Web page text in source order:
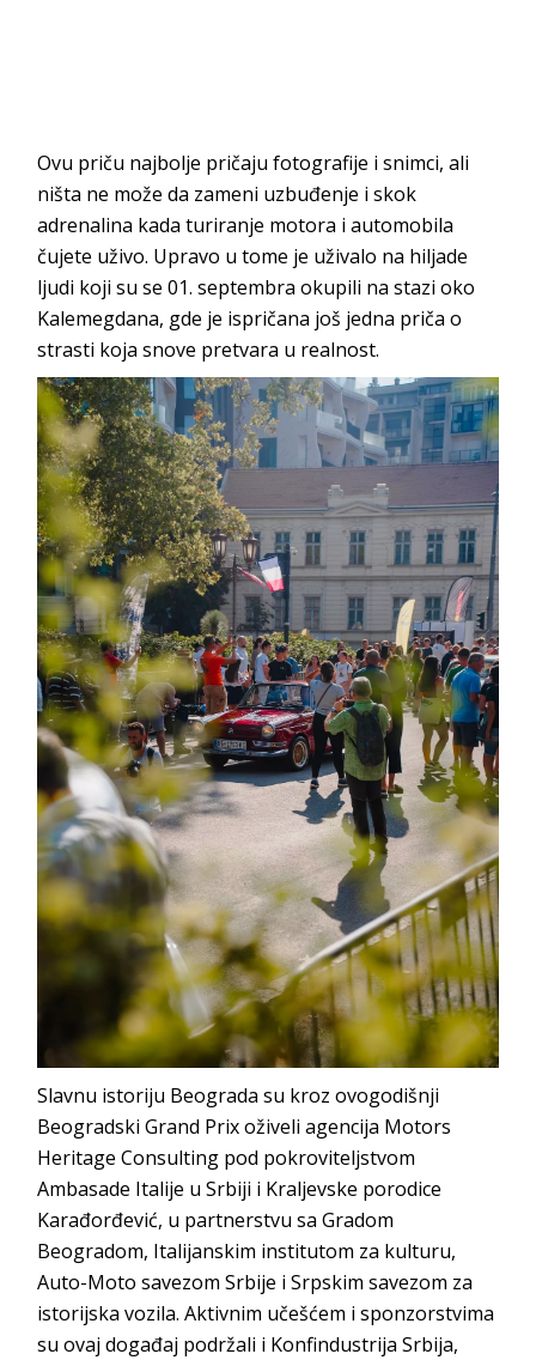
Ovu priču najbolje pričaju fotografije i snimci, ali
ništa ne može da zameni uzbuđenje i skok
adrenalina kada turiranje motora i automobila
čujete uživo. Upravo u tome je uživalo na hiljade
ljudi koji su se 01. septembra okupili na stazi oko
Kalemegdana, gde je ispričana još jedna priča o
strasti koja snove pretvara u realnost.
Slavnu istoriju Beograda su kroz ovogodišnji
Beogradski Grand Prix oživeli agencija Motors
Heritage Consulting pod pokroviteljstvom
Ambasade Italije u Srbiji i Kraljevske porodice
Karađorđević, u partnerstvu sa Gradom
Beogradom, Italijanskim institutom za kulturu,
Auto-Moto savezom Srbije i Srpskim savezom za
istorijska vozila. Aktivnim učešćem i sponzorstvima
su ovaj događaj podržali i Konfindustrija Srbija,